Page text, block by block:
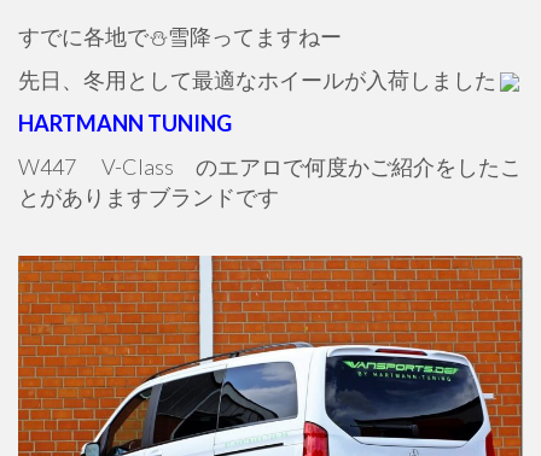
すでに各地で⛄雪降ってますねー
先日、冬用として最適なホイールが入荷しました
HARTMANN TUNING
W447 V-Class のエアロで何度かご紹介をしたこ
とがありますブランドです